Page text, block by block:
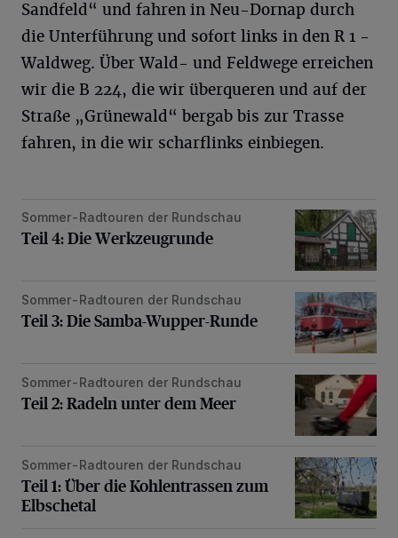
Sandfeld“ und fahren in Neu-Dornap durch
die Unterführung und sofort links in den R 1 -
Waldweg. Über Wald- und Feldwege erreichen
wir die B 224, die wir überqueren und auf der
Straße „Grünewald“ bergab bis zur Trasse
fahren, in die wir scharflinks einbiegen.
Teil 4: Die Werkzeugrunde
Sommer-Radtouren der Rundschau
Teil 4: Die Werkzeugrunde
Teil 3: Die Samba-Wupper-Runde
Sommer-Radtouren der Rundschau
Teil 3: Die Samba-Wupper-Runde
Teil 2: Radeln unter dem Meer
Sommer-Radtouren der Rundschau
Teil 2: Radeln unter dem Meer
Teil 1: Über die Kohlentrassen zum Elbschetal
Sommer-Radtouren der Rundschau
Teil 1: Über die Kohlentrassen zum
Elbschetal